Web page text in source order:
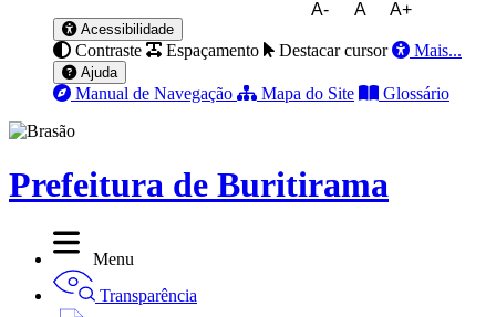
A- A A+
Acessibilidade
Contraste Espaçamento Destacar cursor Mais...
Ajuda
Manual de Navegação Mapa do Site Glossário
Prefeitura de Buritirama
Menu
Transparência